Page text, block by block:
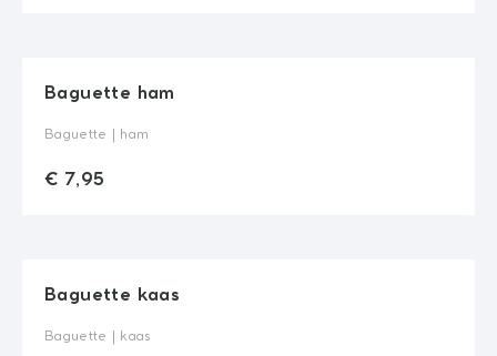
Baguette ham
Baguette | ham
Keuze brood
€ 7,95
Baguette kaas
Baguette | kaas